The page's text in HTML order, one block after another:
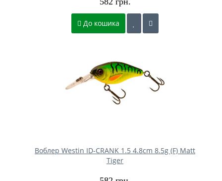
До кошика
Воблер Westin ID-CRANK 1.5 4.8cm 8.5g (F) Matt
Tiger